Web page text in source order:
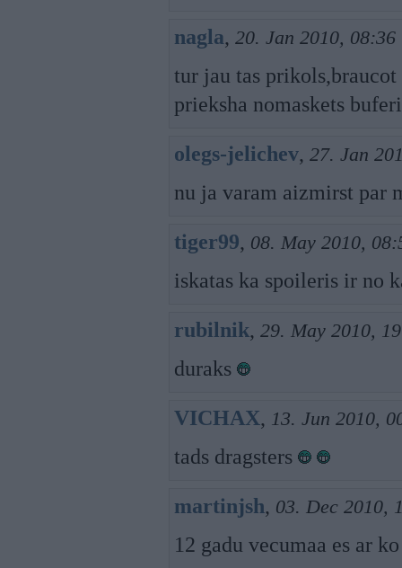
nagla, 20. Jan 2010, 08:36
tur jau tas
prieksha nomaskets
olegs-jelichev, 27. Jan
nu ja varam aizmirst par
tiger99, 08. May 2010,
iskatas ka spoileris ir no
rubilnik, 29. May 2010,
duraks
VICHAX, 13. Jun 2010,
tads dragsters
martinjsh, 03. Dec 2010,
12 gadu vecumaa es ar